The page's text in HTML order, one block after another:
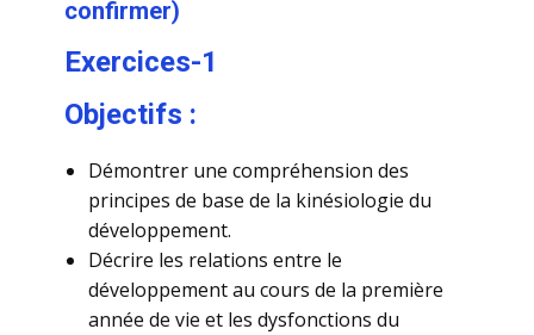
confirmer)
Exercices-1
Objectifs :​
Démontrer une compréhension des
principes de base de la kinésiologie du
développement.
Décrire les relations entre le
développement au cours de la première
année de vie et les dysfonctions du